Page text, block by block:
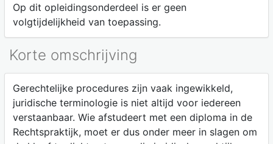
Op dit opleidingsonderdeel is er geen
volgtijdelijkheid van toepassing.
Korte omschrijving
Gerechtelijke procedures zijn vaak ingewikkeld,
juridische terminologie is niet altijd voor iedereen
verstaanbaar. Wie afstudeert met een diploma in de
Rechtspraktijk, moet er dus onder meer in slagen om